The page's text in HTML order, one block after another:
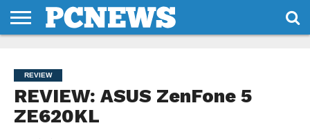
NOI
SI
CONDITII
REVIEW
REVIEW: ASUS ZenFone 5
ZE620KL